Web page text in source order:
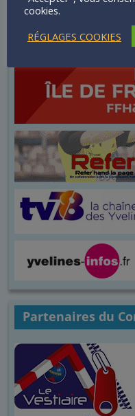
Partenaires du
cookies.
RÉGLAGES COOKIES